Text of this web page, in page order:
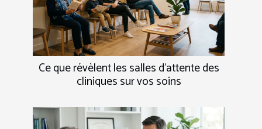
Ce que révèlent les salles d’attente des
cliniques sur vos soins